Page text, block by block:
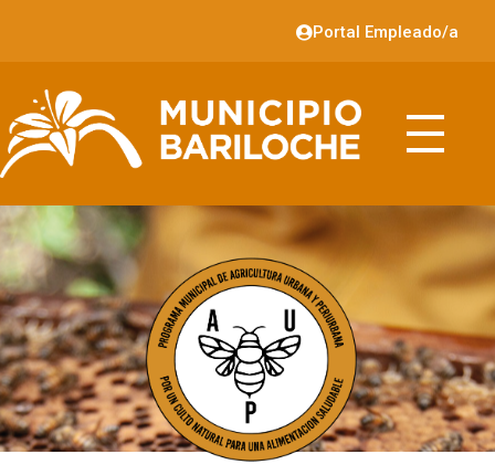
Portal Empleado/a